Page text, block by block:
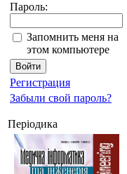
Пароль:
Запомнить меня на
этом компьютере
Регистрация
Забыли свой пароль?
Періодика